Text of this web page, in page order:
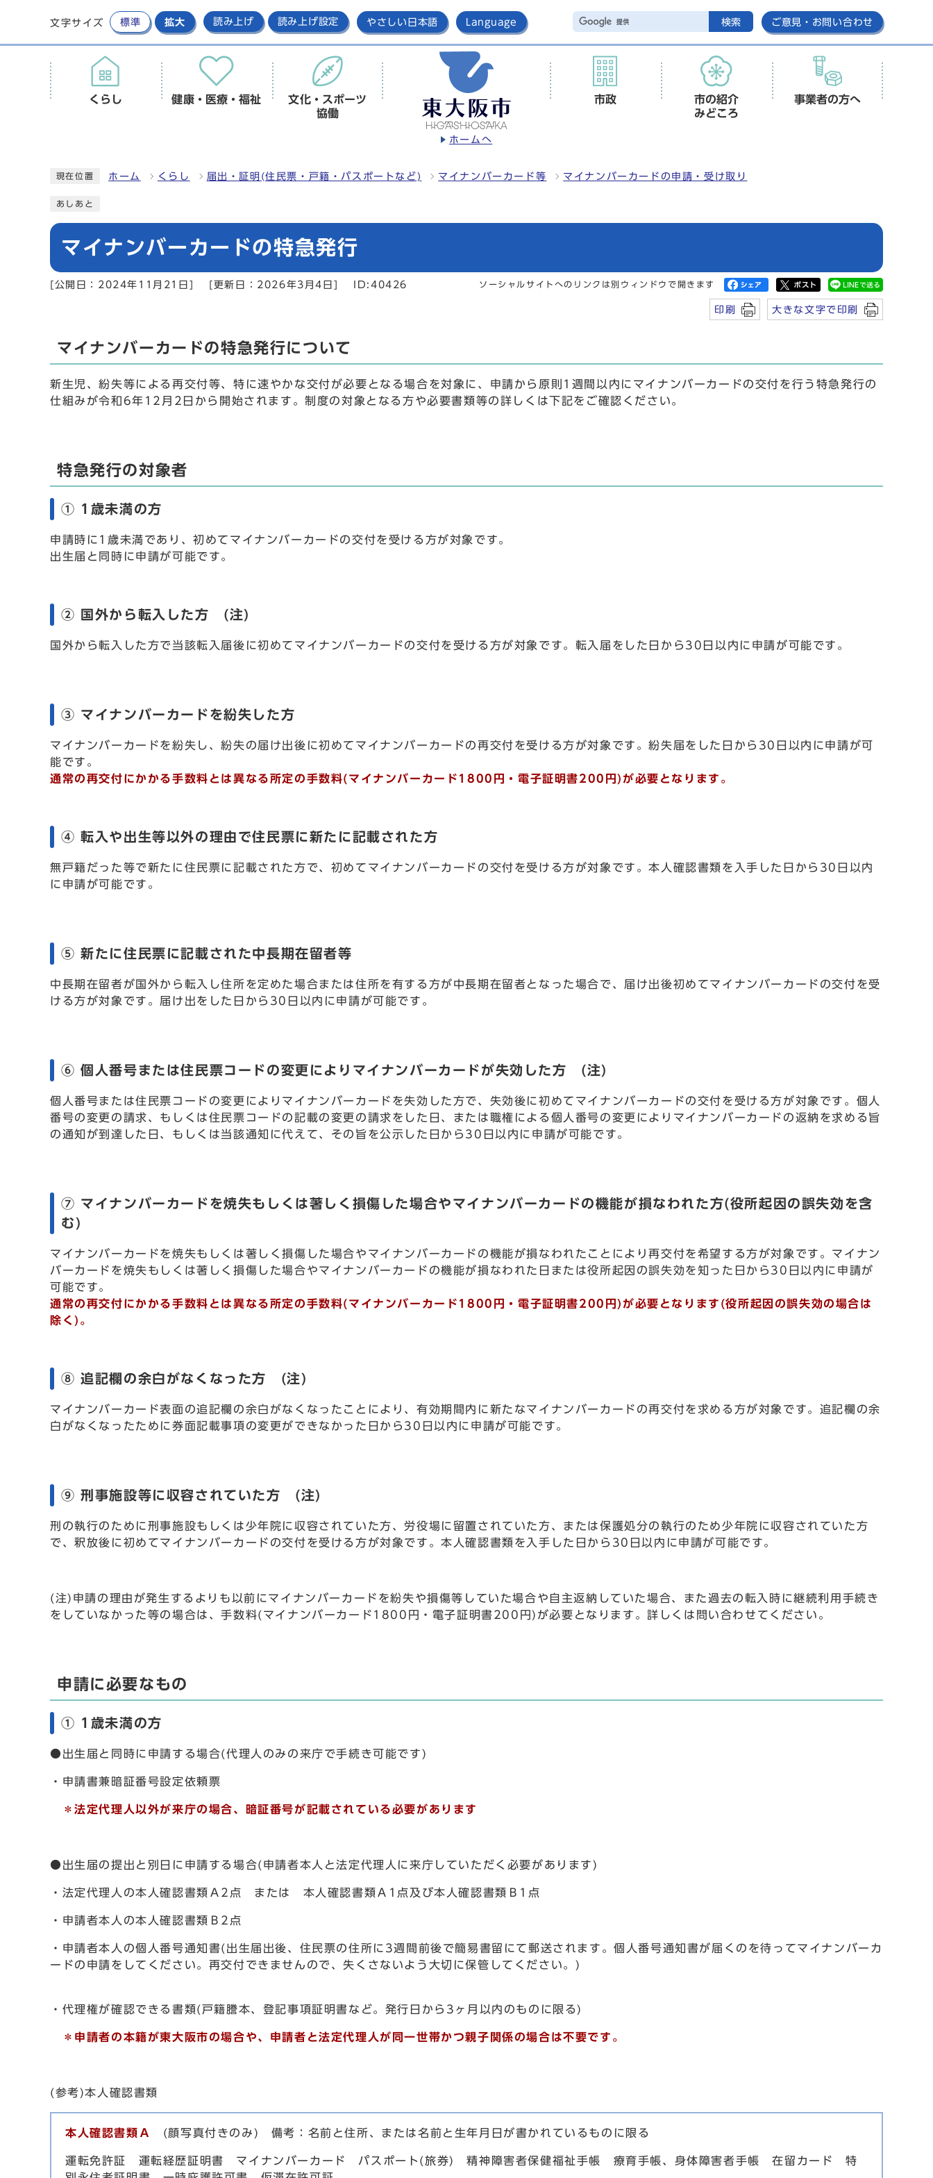
文字サイズ 標準 拡大 読み上げ 読み上げ設定 やさしい日本語 Language 検索 ご意見・お問い合わせ
ホームへ
くらし 健康・医療・福祉
文化・スポーツ
協働
市政
市の紹介
みどころ
事業者の方へ
現在位置 ホーム くらし 届出・証明(住民票・戸籍・パスポートなど) マイナンバーカード等 マイナンバーカードの申請・受け取り
あしあと
マイナンバーカードの特急発行
[公開日：2024年11月21日] [更新日：2026年3月4日] ID:40426 ソーシャルサイトへのリンクは別ウィンドウで開きます
印刷 大きな文字で印刷
マイナンバーカードの特急発行について
新生児、紛失等による再交付等、特に速やかな交付が必要となる場合を対象に、申請から原則1週間以内にマイナンバーカードの交付を行う特急発行の
仕組みが令和6年12月2日から開始されます。制度の対象となる方や必要書類等の詳しくは下記をご確認ください。
特急発行の対象者
① 1歳未満の方
申請時に1歳未満であり、初めてマイナンバーカードの交付を受ける方が対象です。
出生届と同時に申請が可能です。
② 国外から転入した方 (注)
国外から転入した方で当該転入届後に初めてマイナンバーカードの交付を受ける方が対象です。転入届をした日から30日以内に申請が可能です。
③ マイナンバーカードを紛失した方
マイナンバーカードを紛失し、紛失の届け出後に初めてマイナンバーカードの再交付を受ける方が対象です。紛失届をした日から30日以内に申請が可
能です。
通常の再交付にかかる手数料とは異なる所定の手数料(マイナンバーカード1800円・電子証明書200円)が必要となります。
④ 転入や出生等以外の理由で住民票に新たに記載された方
無戸籍だった等で新たに住民票に記載された方で、初めてマイナンバーカードの交付を受ける方が対象です。本人確認書類を入手した日から30日以内
に申請が可能です。
⑤ 新たに住民票に記載された中長期在留者等
中長期在留者が国外から転入し住所を定めた場合または住所を有する方が中長期在留者となった場合で、届け出後初めてマイナンバーカードの交付を受
ける方が対象です。届け出をした日から30日以内に申請が可能です。
⑥ 個人番号または住民票コードの変更によりマイナンバーカードが失効した方 (注)
個人番号または住民票コードの変更によりマイナンバーカードを失効した方で、失効後に初めてマイナンバーカードの交付を受ける方が対象です。個人
番号の変更の請求、もしくは住民票コードの記載の変更の請求をした日、または職権による個人番号の変更によりマイナンバーカードの返納を求める旨
の通知が到達した日、もしくは当該通知に代えて、その旨を公示した日から30日以内に申請が可能です。
⑦ マイナンバーカードを焼失もしくは著しく損傷した場合やマイナンバーカードの機能が損なわれた方(役所起因の誤失効を含
む)
マイナンバーカードを焼失もしくは著しく損傷した場合やマイナンバーカードの機能が損なわれたことにより再交付を希望する方が対象です。マイナン
バーカードを焼失もしくは著しく損傷した場合やマイナンバーカードの機能が損なわれた日または役所起因の誤失効を知った日から30日以内に申請が
可能です。
通常の再交付にかかる手数料とは異なる所定の手数料(マイナンバーカード1800円・電子証明書200円)が必要となります(役所起因の誤失効の場合は
除く)。
⑧ 追記欄の余白がなくなった方 (注)
マイナンバーカード表面の追記欄の余白がなくなったことにより、有効期間内に新たなマイナンバーカードの再交付を求める方が対象です。追記欄の余
白がなくなったために券面記載事項の変更ができなかった日から30日以内に申請が可能です。
⑨ 刑事施設等に収容されていた方 (注)
刑の執行のために刑事施設もしくは少年院に収容されていた方、労役場に留置されていた方、または保護処分の執行のため少年院に収容されていた方
で、釈放後に初めてマイナンバーカードの交付を受ける方が対象です。本人確認書類を入手した日から30日以内に申請が可能です。
(注)申請の理由が発生するよりも以前にマイナンバーカードを紛失や損傷等していた場合や自主返納していた場合、また過去の転入時に継続利用手続き
をしていなかった等の場合は、手数料(マイナンバーカード1800円・電子証明書200円)が必要となります。詳しくは問い合わせてください。
申請に必要なもの
① 1歳未満の方
●出生届と同時に申請する場合(代理人のみの来庁で手続き可能です)
・申請書兼暗証番号設定依頼票
＊法定代理人以外が来庁の場合、暗証番号が記載されている必要があります
●出生届の提出と別日に申請する場合(申請者本人と法定代理人に来庁していただく必要があります)
・法定代理人の本人確認書類Ａ2点 または 本人確認書類Ａ1点及び本人確認書類Ｂ1点
・申請者本人の本人確認書類Ｂ2点
・申請者本人の個人番号通知書(出生届出後、住民票の住所に3週間前後で簡易書留にて郵送されます。個人番号通知書が届くのを待ってマイナンバーカ
ードの申請をしてください。再交付できませんので、失くさないよう大切に保管してください。)
・代理権が確認できる書類(戸籍謄本、登記事項証明書など。発行日から3ヶ月以内のものに限る)
＊ 申請者の本籍が東大阪市の場合や、申請者と法定代理人が同一世帯かつ親子関係の場合は不要です。
(参考)本人確認書類
本人確認書類Ａ (顔写真付きのみ) 備考：名前と住所、または名前と生年月日が書かれているものに限る
運転免許証 運転経歴証明書 マイナンバーカード パスポート(旅券) 精神障害者保健福祉手帳 療育手帳、身体障害者手帳 在留カード 特